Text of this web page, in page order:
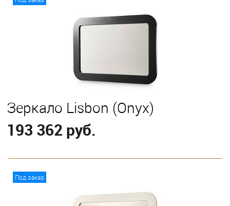
Зеркало Lisbon (Onyx)
193 362 руб.
Под заказ